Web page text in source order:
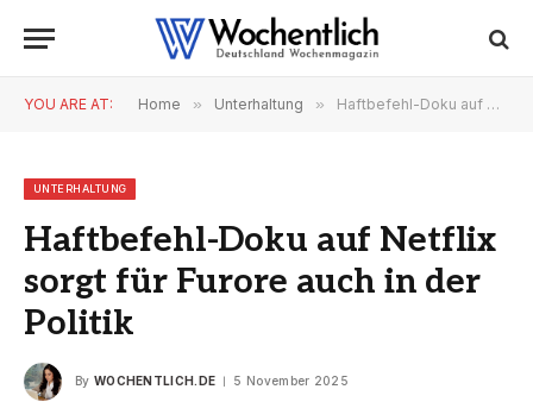
YOU ARE AT: Home » Unterhaltung » Haftbefehl-Doku auf Netflix sorgt für Furore auch in der Politik
UNTERHALTUNG
Haftbefehl-Doku auf Netflix
sorgt für Furore auch in der
Politik
By WOCHENTLICH.DE 5 November 2025